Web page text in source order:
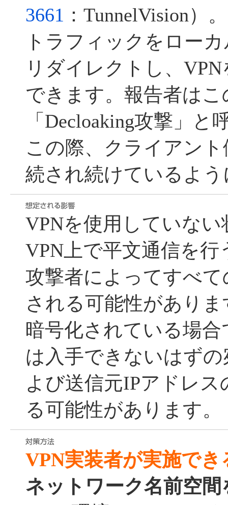
3661 ：TunnelVision）
トラフィックをロー
リダイレクトし、
できます。報告者はこ
「Decloaking攻撃」と
この際、クライアン
続され続けているよ
VPNを使用していな
VPN上で平文通信を行
攻撃者によってすべ
される可能性があり
暗号化されている場
は入手できないはず
よび送信元IPアドレ
る可能性があります。
VPN実装者が実施でき
ネットワーク名前空間